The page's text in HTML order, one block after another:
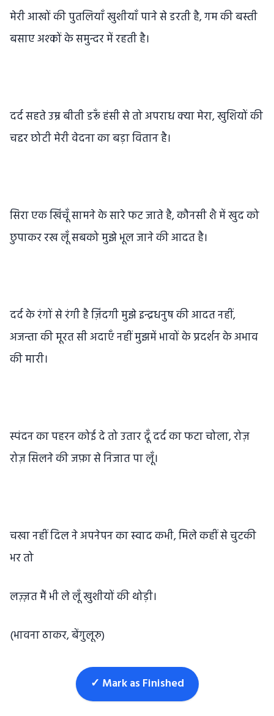
मेरी आखों की पुतलियाँ खुशीयाँ पाने से डरती है, गम की बस्ती
बसाए अश्कों के समुन्दर में रहती है।
दर्द सहते उम्र बीती डरूँ हंसी से तो अपराध क्या मेरा, खुशियों की
चद्दर छोटी मेरी वेदना का बड़ा वितान है।
सिरा एक खिंचूँ सामने के सारे फट जाते है, कौनसी शै में खुद को
छुपाकर रख लूँ सबको मुझे भूल जाने की आदत है।
दर्द के रंगों से रंगी है ज़िंदगी मुझे इन्द्रधनुष की आदत नहीं,
अजन्ता की मूरत सी अदाएँ नहीं मुझमें भावों के प्रदर्शन के अभाव
की मारी।
स्पंदन का पहरन कोई दे तो उतार दूँ दर्द का फटा चोला, रोज़
रोज़ सिलने की जफ़ा से निजात पा लूँ।
चखा नहीं दिल ने अपनेपन का स्वाद कभी, मिले कहीं से चुटकी
भर तो
लज़्ज़त मैं भी ले लूँ खुशीयों की थोड़ी।
(भावना ठाकर, बेंगुलूरु)
✓ Mark as Finished